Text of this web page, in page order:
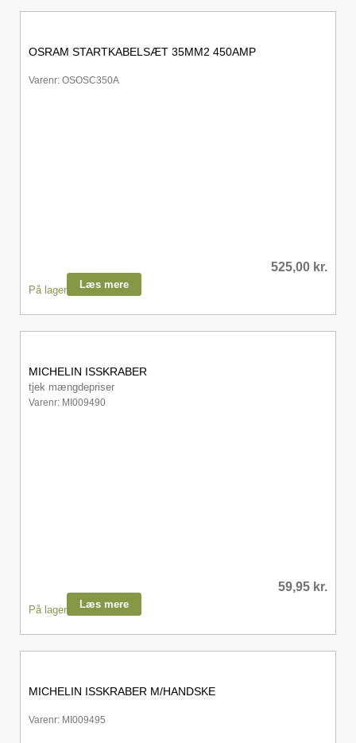
OSRAM STARTKABELSÆT 35MM2 450AMP
Varenr: OSOSC350A
525,00 kr.
På lager Læs mere
MICHELIN ISSKRABER
tjek mængdepriser
Varenr: MI009490
59,95 kr.
På lager Læs mere
MICHELIN ISSKRABER M/HANDSKE
Varenr: MI009495